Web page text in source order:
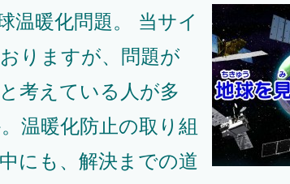
温暖化問題。 当サイ
りますが、問題が
考えている人が多
温暖化防止の取り組
にも、解決までの道